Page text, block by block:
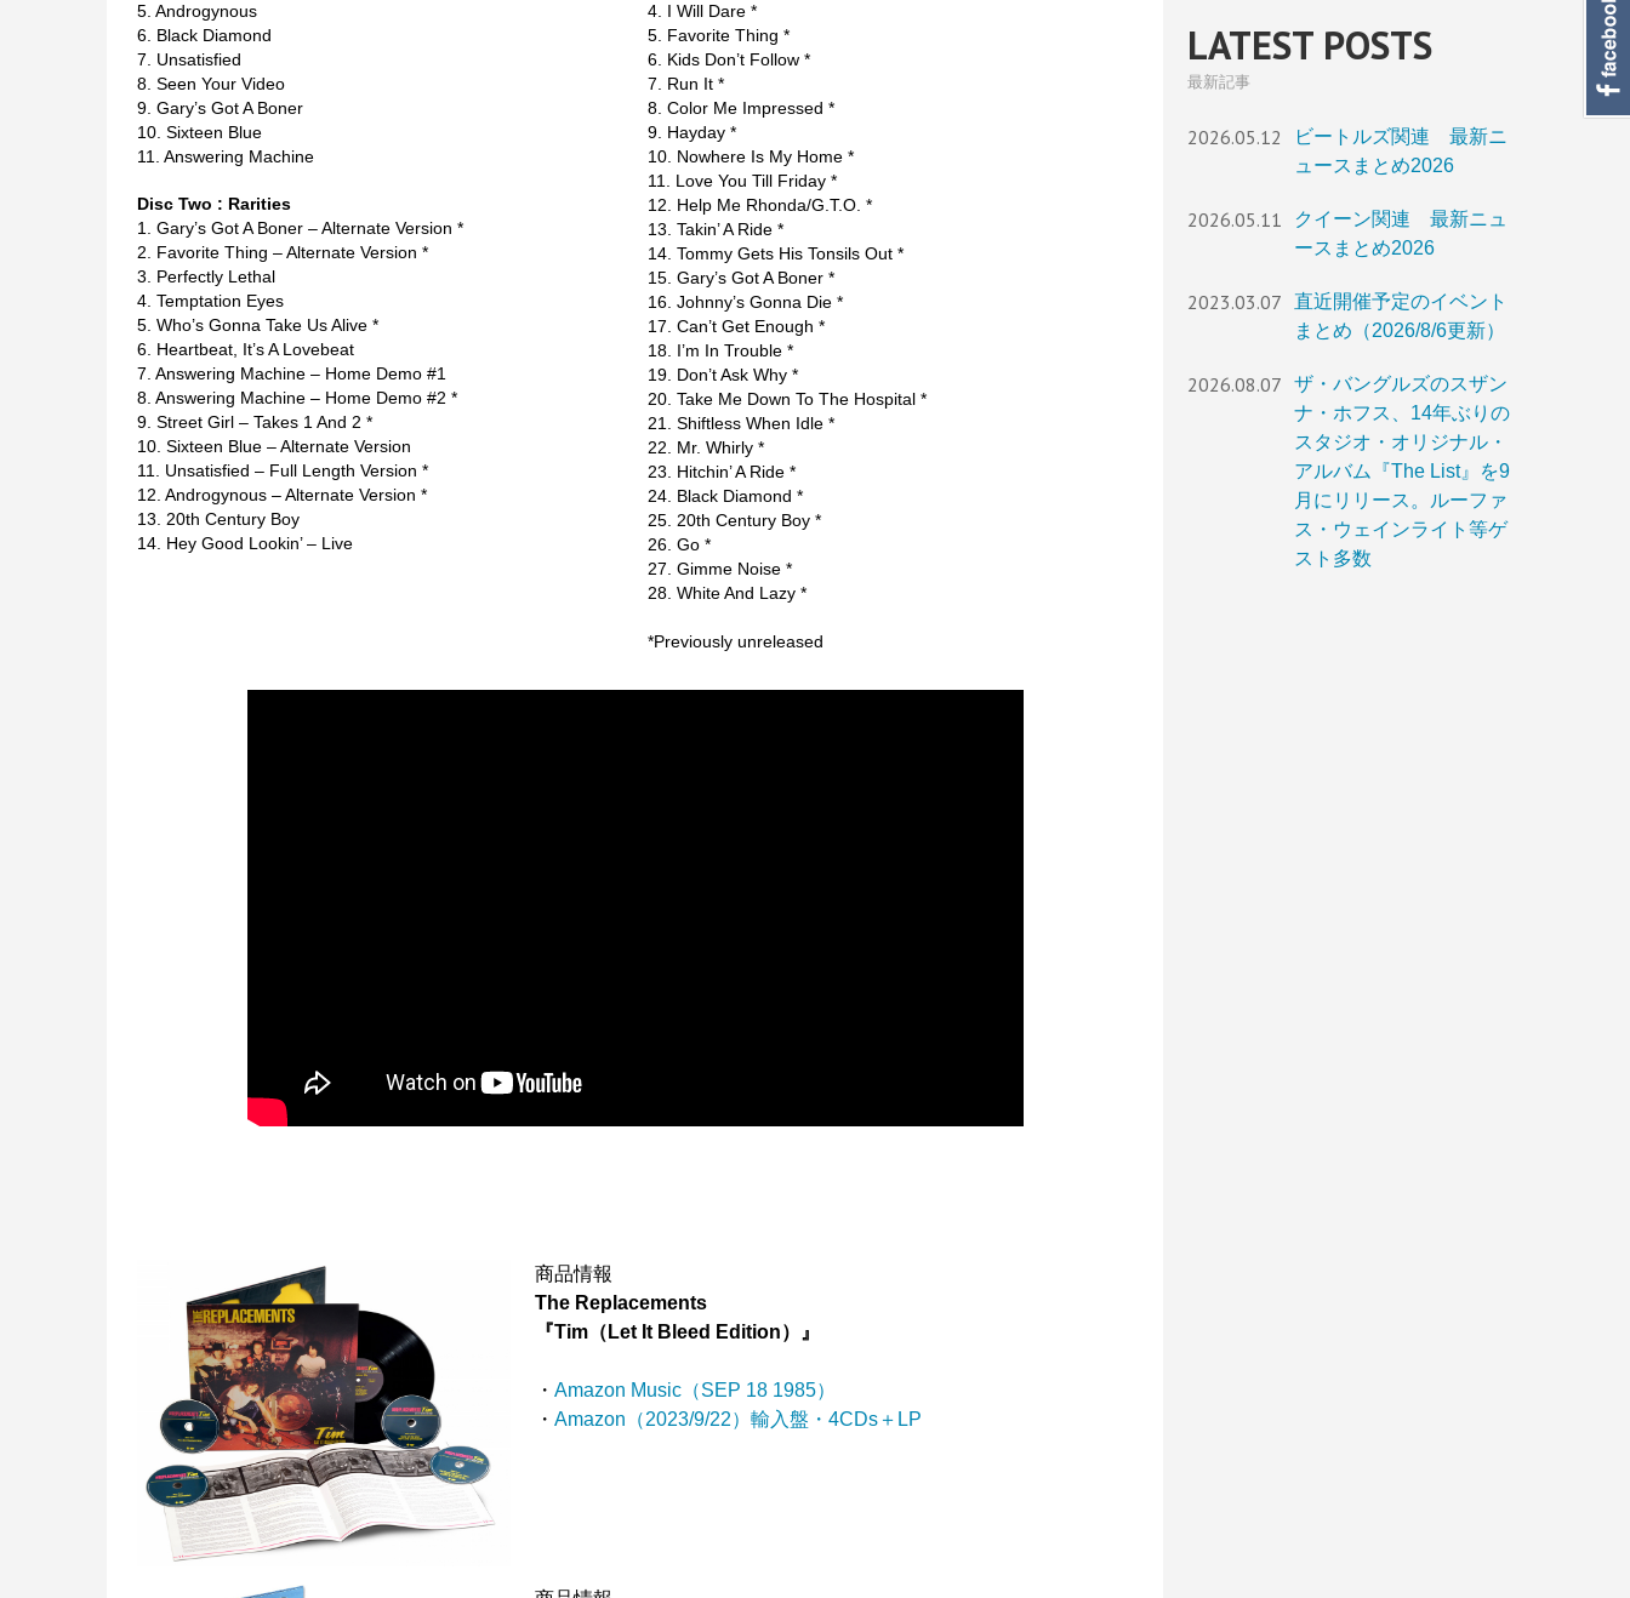
5. Androgynous
6. Black Diamond
7. Unsatisfied
8. Seen Your Video
9. Gary’s Got A Boner
10. Sixteen Blue
11. Answering Machine
Disc Two : Rarities
1. Gary’s Got A Boner – Alternate Version *
2. Favorite Thing – Alternate Version *
3. Perfectly Lethal
4. Temptation Eyes
5. Who’s Gonna Take Us Alive *
6. Heartbeat, It’s A Lovebeat
7. Answering Machine – Home Demo #1
8. Answering Machine – Home Demo #2 *
9. Street Girl – Takes 1 And 2 *
10. Sixteen Blue – Alternate Version
11. Unsatisfied – Full Length Version *
12. Androgynous – Alternate Version *
13. 20th Century Boy
14. Hey Good Lookin’ – Live
4. I Will Dare *
5. Favorite Thing *
6. Kids Don’t Follow *
7. Run It *
8. Color Me Impressed *
9. Hayday *
10. Nowhere Is My Home *
11. Love You Till Friday *
12. Help Me Rhonda/G.T.O. *
13. Takin’ A Ride *
14. Tommy Gets His Tonsils Out *
15. Gary’s Got A Boner *
16. Johnny’s Gonna Die *
17. Can’t Get Enough *
18. I’m In Trouble *
19. Don’t Ask Why *
20. Take Me Down To The Hospital *
21. Shiftless When Idle *
22. Mr. Whirly *
23. Hitchin’ A Ride *
24. Black Diamond *
25. 20th Century Boy *
26. Go *
27. Gimme Noise *
28. White And Lazy *
*Previously unreleased
商品情報
The Replacements
『Tim（Let It Bleed Edition）』
・Amazon Music（SEP 18 1985）
・Amazon（2023/9/22）輸入盤・4CDs＋LP
LATEST POSTS
最新記事
2026.05.12
ビートルズ関連 最新ニ
ュースまとめ2026
2026.05.11
クイーン関連 最新ニュ
ースまとめ2026
2023.03.07
直近開催予定のイベント
まとめ（2026/8/6更新）
2026.08.07
ザ・バングルズのスザン
ナ・ホフス、14年ぶりの
スタジオ・オリジナル・
アルバム『The List』を9
月にリリース。ルーファ
ス・ウェインライト等ゲ
スト多数